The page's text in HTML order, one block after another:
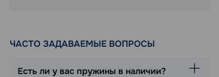
ЧАСТО ЗАДАВАЕМЫЕ ВОПРОСЫ
Есть ли у вас пружины в наличии?